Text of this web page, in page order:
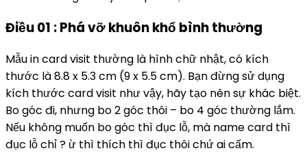
Điều 01 : Phá vỡ khuôn khổ bình thường
Mẫu in card visit thường là hình chữ nhật, có kích
thước là 8.8 x 5.3 cm (9 x 5.5 cm). Bạn đừng sử dụng
kích thước card visit như vậy, hãy tạo nên sự khác biệt.
Bo góc đi, nhưng bo 2 góc thôi – bo 4 góc thường lắm.
Nếu không muốn bo góc thì đục lỗ, mà name card thì
đục lỗ chỉ ? ừ thì thích thì đục thôi chứ ai cấm.